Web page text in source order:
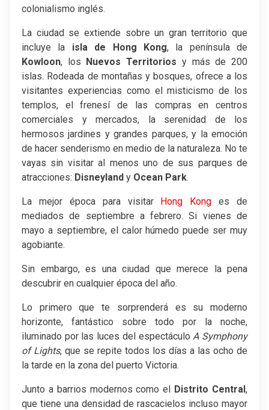
colonialismo inglés.
La ciudad se extiende sobre un gran territorio que
incluye la isla de Hong Kong, la península de
Kowloon, los Nuevos Territorios y más de 200
islas. Rodeada de montañas y bosques, ofrece a los
visitantes experiencias como el misticismo de los
templos, el frenesí de las compras en centros
comerciales y mercados, la serenidad de los
hermosos jardines y grandes parques, y la emoción
de hacer senderismo en medio de la naturaleza. No te
vayas sin visitar al menos uno de sus parques de
atracciones: Disneyland y Ocean Park.
La mejor época para visitar Hong Kong es de
mediados de septiembre a febrero. Si vienes de
mayo a septiembre, el calor húmedo puede ser muy
agobiante.
Sin embargo, es una ciudad que merece la pena
descubrir en cualquier época del año.
Lo primero que te sorprenderá es su moderno
horizonte, fantástico sobre todo por la noche,
iluminado por las luces del espectáculoA Symphony
of Lights, que se repite todos los días a las ocho de
la tarde en la zona del puerto Victoria.
Junto a barrios modernos como el Distrito Central,
que tiene una densidad de rascacielos incluso mayor